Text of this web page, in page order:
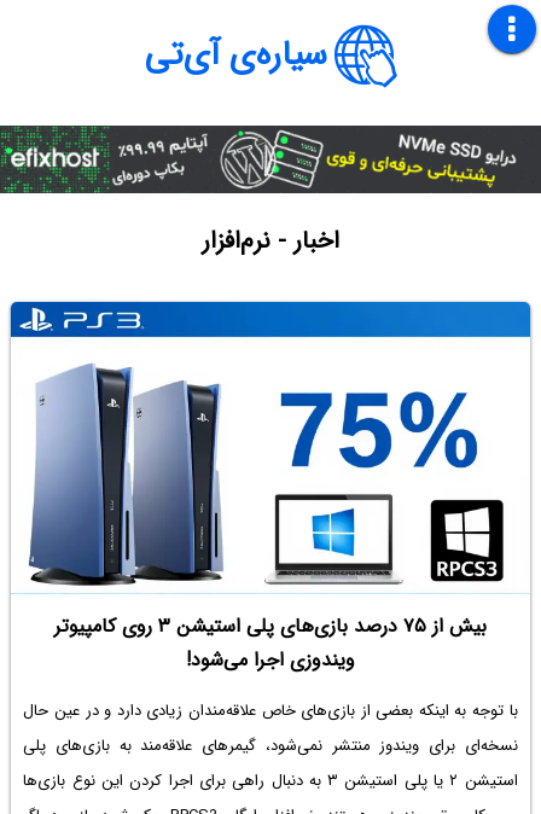
سیاره‌ی آی‌تی
اخبار - نرم‌افزار
بیش از ۷۵ درصد بازی‌های پلی استیشن ۳ روی کامپیوتر
ویندوزی اجرا می‌شود!
با توجه به اینکه بعضی از بازی‌های خاص علاقه‌مندان زیادی دارد و در عین حال
نسخه‌ای برای ویندوز منتشر نمی‌شود، گیمرهای علاقه‌مند به بازی‌های پلی
استیشن ۲ یا پلی استیشن ۳ به دنبال راهی برای اجرا کردن این نوع بازی‌ها